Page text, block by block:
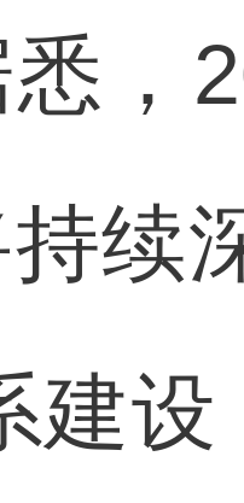
续
建